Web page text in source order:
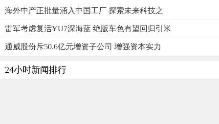
海外中产正批量涌入中国工厂 探索未来科技之
雷军考虑复活YU7深海蓝 绝版车色有望回归引米
通威股份斥50.6亿元增资子公司 增强资本实力
24小时新闻排行